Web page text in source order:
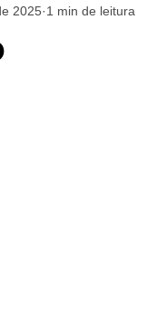
2025 1 min de leitura